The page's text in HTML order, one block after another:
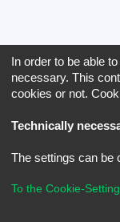
In order to be able
necessary. This
cookies or not.
Technically
The settings can be
To the Cookie-